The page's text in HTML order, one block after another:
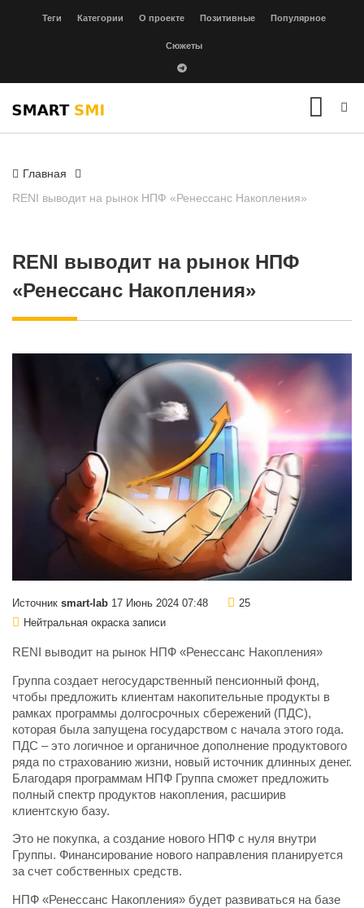
Теги Категории О проекте Позитивные Популярное
Сюжеты
Главная
RENI выводит на рынок НПФ «Ренессанс Накопления»
RENI выводит на рынок НПФ
«Ренессанс Накопления»
Источник smart-lab 17 Июнь 2024 07:48
25
Нейтральная окраска записи
RENI выводит на рынок НПФ «Ренессанс Накопления»
Группа создает негосударственный пенсионный фонд,
чтобы предложить клиентам накопительные продукты в
рамках программы долгосрочных сбережений (ПДС),
которая была запущена государством с начала этого года.
ПДС – это логичное и органичное дополнение продуктового
ряда по страхованию жизни, новый источник длинных денег.
Благодаря программам НПФ Группа сможет предложить
полный спектр продуктов накопления, расширив
клиентскую базу.
Это не покупка, а создание нового НПФ с нуля внутри
Группы. Финансирование нового направления планируется
за счет собственных средств.
НПФ «Ренессанс Накопления» будет развиваться на базе